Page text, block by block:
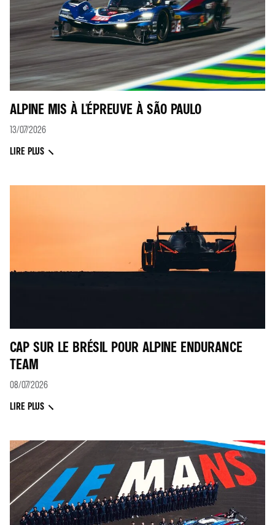
ALPINE MIS À L'ÉPREUVE À SÃO PAULO
13/07/2026
LIRE PLUS
CAP SUR LE BRÉSIL POUR ALPINE ENDURANCE
TEAM
08/07/2026
LIRE PLUS